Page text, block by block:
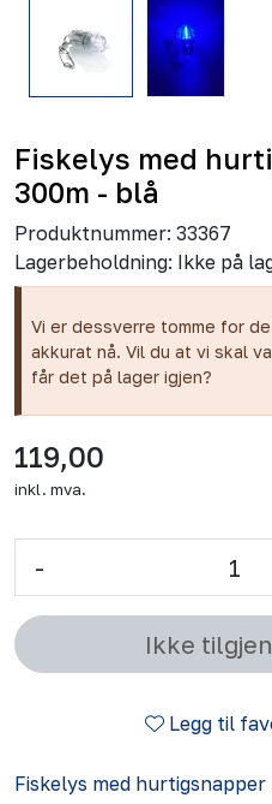
Fiskelys med
300m - blå
Produktnummer: 33367
Lagerbeholdning: Ikke på
Vi er dessverre tomme for
akkurat nå. Vil du at vi skal
får det på lager igjen?
119,00
inkl. mva.
-
Ikke
Legg til
Fiskelys med